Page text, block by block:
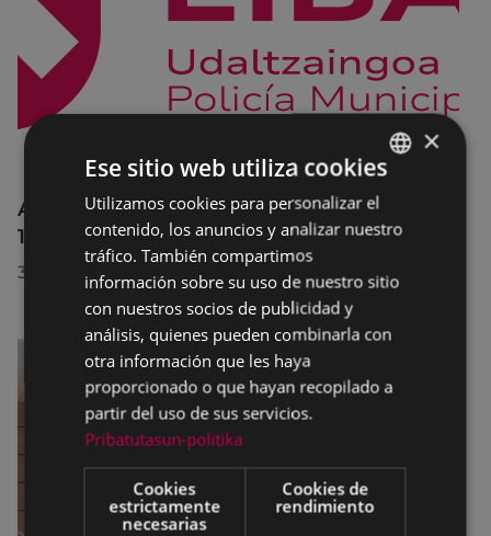
Afecciones al tráfico en la calle Egogain del
10 al 23 de agosto, por motivo de obras
30/07/2026
BASQUE
SPANISH
×
Ese sitio web utiliza cookies
Utilizamos cookies para personalizar el
contenido, los anuncios y analizar nuestro
tráfico. También compartimos
información sobre su uso de nuestro sitio
con nuestros socios de publicidad y
análisis, quienes pueden combinarla con
otra información que les haya
proporcionado o que hayan recopilado a
partir del uso de sus servicios.
Pribatutasun-politika
Cookies
estrictamente
necesarias
Cookies de
rendimiento